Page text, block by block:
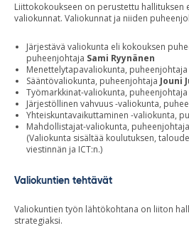
Liittokokoukseen on perustettu hallituksen
valiokunnat. Valiokunnat ja niiden
Järjestävä valiokunta eli kokouksen
puheenjohtaja Sami Ryynänen
Menettelytapavaliokunta, puheenjohtaja
Sääntövaliokunta, puheenjohtaja Jouni
Työmarkkinat-valiokunta, puheenjohtaja
Järjestöllinen vahvuus -valiokunta,
Yhteiskuntavaikuttaminen -valiokunta,
Mahdollistajat-valiokunta, puheenjohtaja
(Valiokunta sisältää koulutuksen,
viestinnän ja ICT:n.)
Valiokuntien tehtävät
Valiokuntien työn lähtökohtana on liiton
strategiaksi.